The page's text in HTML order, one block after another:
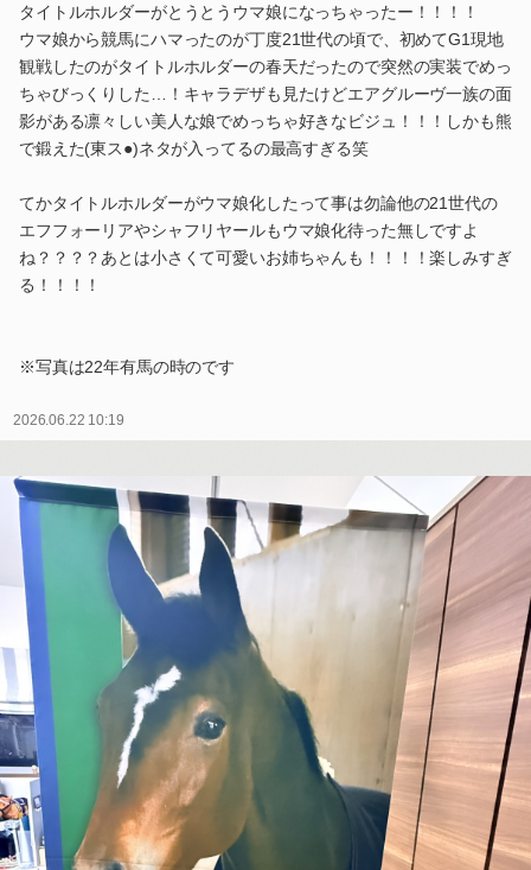
タイトルホルダーがとうとうウマ娘になっちゃったー！！！！
ウマ娘から競馬にハマったのが丁度21世代の頃で、初めてG1現地
観戦したのがタイトルホルダーの春天だったので突然の実装でめっ
ちゃびっくりした…！キャラデザも見たけどエアグルーヴ一族の面
影がある凛々しい美人な娘でめっちゃ好きなビジュ！！！しかも熊
で鍛えた(東ス●)ネタが入ってるの最高すぎる笑
てかタイトルホルダーがウマ娘化したって事は勿論他の21世代の
エフフォーリアやシャフリヤールもウマ娘化待った無しですよ
ね？？？？あとは小さくて可愛いお姉ちゃんも！！！！楽しみすぎ
る！！！！
※写真は22年有馬の時のです
2026.06.22 10:19